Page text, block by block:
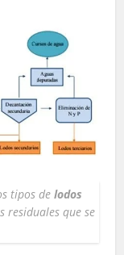
tipos de lodos
residuales que se